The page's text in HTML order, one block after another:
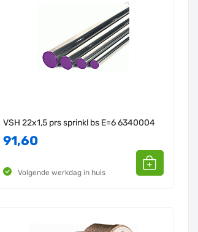
VSH 22x1,5 prs sprinkl bs E=6 6340004
91,60
Volgende werkdag in huis